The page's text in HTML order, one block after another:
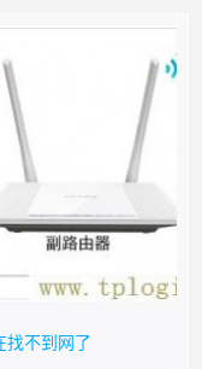
找不到网了